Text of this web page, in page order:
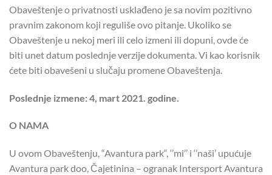
Obaveštenje o privatnosti usklađeno je sa novim pozitivno
pravnim zakonom koji reguliše ovo pitanje. Ukoliko se
Obaveštenje u nekoj meri ili celo izmeni ili dopuni, ovde će
biti unet datum poslednje verzije dokumenta. Vi kao korisnik
ćete biti obavešeni u slučaju promene Obaveštenja.
Poslednje izmene: 4, mart 2021. godine.
O NAMA
U ovom Obaveštenju, “Avantura park“, ‘’mi’’ i ‘’naši’ upućuje
Avantura park doo, Čajetinina – ogranak Intersport Avantura